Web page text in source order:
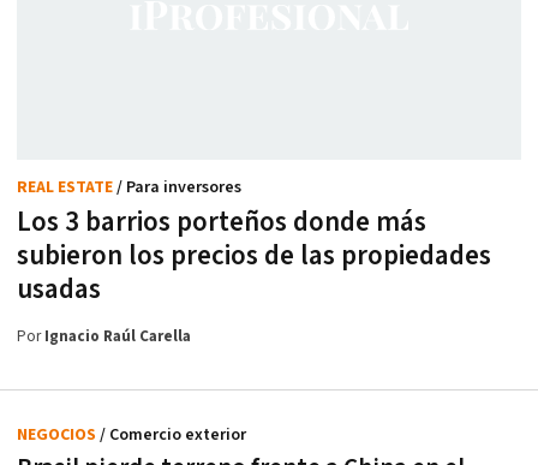
Los 3 barrios porteños donde más
subieron los precios de las propiedades
usadas
REAL ESTATE/ Para inversores
PorIgnacio Raúl Carella
NEGOCIOS / Comercio exterior